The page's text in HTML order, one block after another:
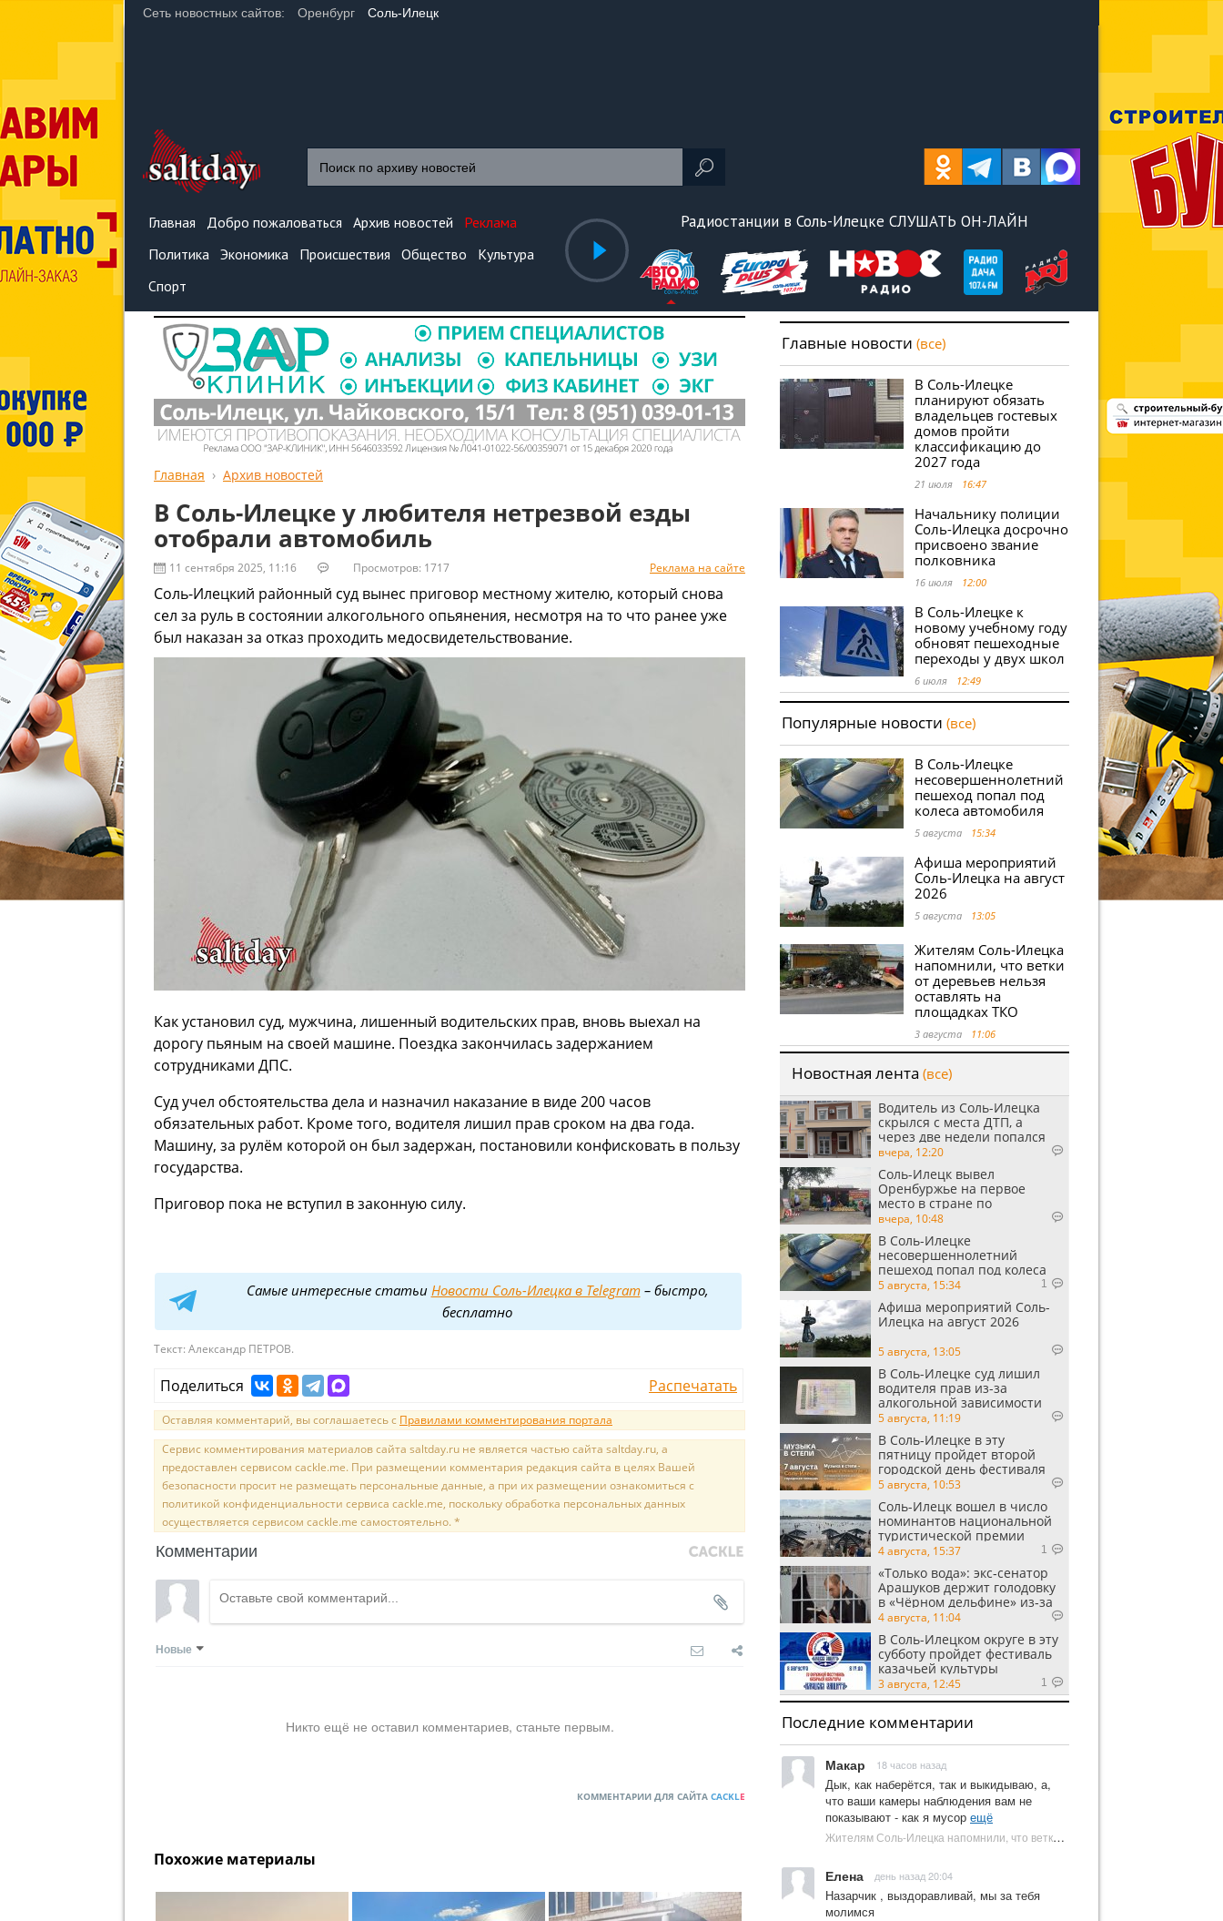
Сеть новостных сайтов: Оренбург Соль-Илецк
Главная Добро пожаловаться Архив новостей
Реклама
Политика Экономика Происшествия Общество
Культура
Спорт
Радиостанции в Соль-Илецке СЛУШАТЬ ОН-ЛАЙН
Главная Архив новостей
В Соль-Илецке у любителя нетрезвой езды
отобрали автомобиль
11 сентября 2025, 11:16 Просмотров: 1717 Реклама на сайте
Соль-Илецкий районный суд вынес приговор местному жителю, который снова
сел за руль в состоянии алкогольного опьянения, несмотря на то что ранее уже
был наказан за отказ проходить медосвидетельствование.
Как установил суд, мужчина, лишенный водительских прав, вновь выехал на
дорогу пьяным на своей машине. Поездка закончилась задержанием
сотрудниками ДПС.
Суд учел обстоятельства дела и назначил наказание в виде 200 часов
обязательных работ. Кроме того, водителя лишил прав сроком на два года.
Машину, за рулём которой он был задержан, постановили конфисковать в пользу
государства.
Приговор пока не вступил в законную силу.
Самые интересные статьи Новости Соль-Илецка в Telegram– быстро,
бесплатно
Текст: Александр ПЕТРОВ.
Поделиться Распечатать
Оставляя комментарий, вы соглашаетесь с Правилами комментирования портала
Сервис комментирования материалов сайта saltday.ru не является частью сайта saltday.ru, а
предоставлен сервисом cackle.me. При размещении комментария редакция сайта в целях Вашей
безопасности просит не размещать персональные данные, а при их размещении ознакомиться с
политикой конфиденциальности сервиса cackle.me, поскольку обработка персональных данных
осуществляется сервисом cackle.me самостоятельно. *
Комментарии
Новые
Никто ещё не оставил комментариев, станьте первым.
КОММЕНТАРИИ ДЛЯ САЙТА CACKLE
Похожие материалы
Главные новости (все)
В Соль-Илецке
планируют обязать
владельцев гостевых
домов пройти
классификацию до
2027 года
21 июля 16:47
Начальнику полиции
Соль-Илецка досрочно
присвоено звание
полковника
16 июля 12:00
В Соль-Илецке к
новому учебному году
обновят пешеходные
переходы у двух школ
6 июля 12:49
Популярные новости (все)
В Соль-Илецке
несовершеннолетний
пешеход попал под
колеса автомобиля
5 августа 15:34
Афиша мероприятий
Соль-Илецка на август
2026
5 августа 13:05
Жителям Соль-Илецка
напомнили, что ветки
от деревьев нельзя
оставлять на
площадках ТКО
3 августа 11:06
Новостная лента (все)
Водитель из Соль-Илецка
скрылся с места ДТП, а
через две недели попался
пьяным
вчера, 12:20
Соль-Илецк вывел
Оренбуржье на первое
место в стране по
выращиванию арбузов
вчера, 10:48
В Соль-Илецке
несовершеннолетний
пешеход попал под колеса
автомобиля
5 августа, 15:34 1
Афиша мероприятий Соль-
Илецка на август 2026
5 августа, 13:05
В Соль-Илецке суд лишил
водителя прав из-за
алкогольной зависимости
5 августа, 11:19
В Соль-Илецке в эту
пятницу пройдет второй
городской день фестиваля
«Музыка в степи»
5 августа, 10:53
Соль-Илецк вошел в число
номинантов национальной
туристической премии
Russian Traveler Awards
4 августа, 15:37 1
«Только вода»: экс‑сенатор
Арашуков держит голодовку
в «Чёрном дельфине» из‑за
духоты на рабочем месте
4 августа, 11:04
В Соль-Илецком округе в эту
субботу пройдет фестиваль
казачьей культуры
3 августа, 12:45 1
Последние комментарии
Макар 18 часов назад
Дык, как наберётся, так и выкидываю, а,
что ваши камеры наблюдения вам не
показывают - как я мусор ещё
Жителям Соль-Илецка напомнили, что ветки от деревьев нельзя оставлять на площадках ТКО | Новости Соль-Илецка
Елена день назад 20:04
Назарчик , выздоравливай, мы за тебя
молимся